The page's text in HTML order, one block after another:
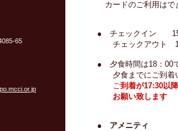
カードのご利用はで
● チェックイン 15
チェックアウト
● 夕食時間は18：00
夕食までにご到着
ご到着が17:30以
お願い致します
● アメニティ
65